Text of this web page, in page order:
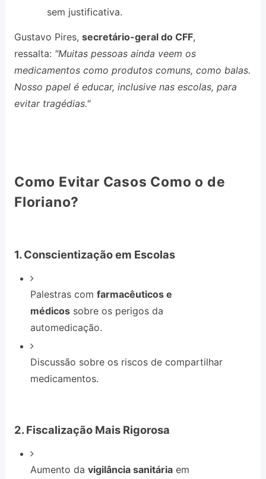
sem justificativa.
Gustavo Pires, secretário-geral do CFF,
ressalta: "Muitas pessoas ainda veem os
medicamentos como produtos comuns, como balas.
Nosso papel é educar, inclusive nas escolas, para
evitar tragédias."
Como Evitar Casos Como o de
Floriano?
1. Conscientização em Escolas
Palestras comfarmacêuticos e
médicos sobre os perigos da
automedicação.
Discussão sobre os riscos de compartilhar
medicamentos.
2. Fiscalização Mais Rigorosa
Aumento davigilância sanitária em